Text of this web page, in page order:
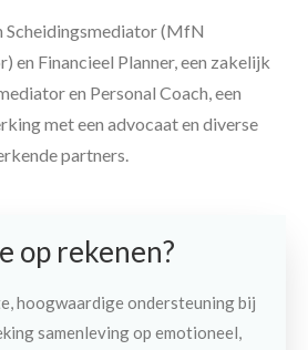
Scheidingsmediator (MfN
en Financieel Planner, een zakelijk
en Personal Coach, een
met een advocaat en diverse
partners.
op rekenen?
hoogwaardige ondersteuning bij
samenleving op emotioneel,